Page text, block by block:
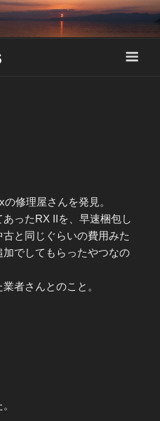
修理屋さんを発見。
ったRX IIを、早速梱包し
と同じぐらいの費用みた
でしてもらったやつなの
者さんとのこと。